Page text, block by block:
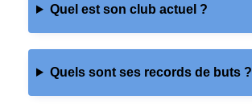
Quel est son club actuel ?
Quels sont ses records de buts ?